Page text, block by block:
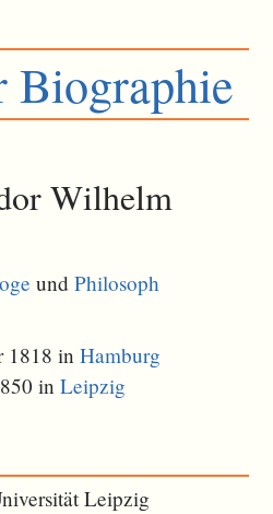
Biographie
Wilhelm
undPhilosoph
1818 inHamburg
inLeipzig
Leipzig